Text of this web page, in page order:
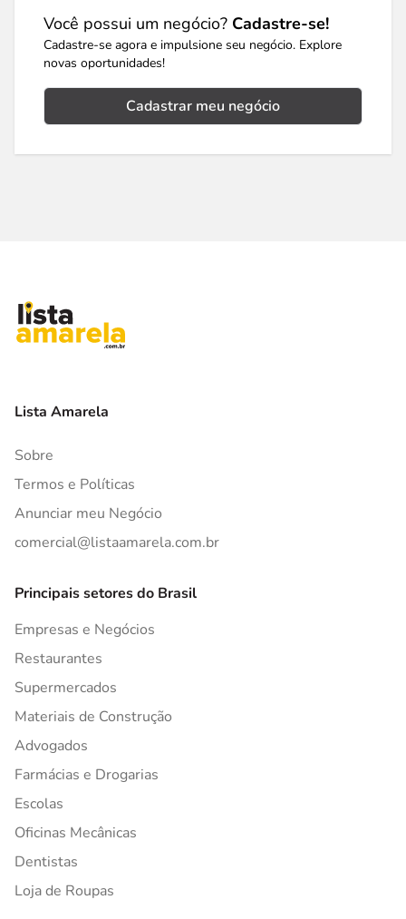
Você possui um negócio? Cadastre-se!
Cadastre-se agora e impulsione seu negócio. Explore
novas oportunidades!
Cadastrar meu negócio
Lista Amarela
Sobre
Termos e Políticas
Anunciar meu Negócio
comercial@listaamarela.com.br
Principais setores do Brasil
Empresas e Negócios
Restaurantes
Supermercados
Materiais de Construção
Advogados
Farmácias e Drogarias
Escolas
Oficinas Mecânicas
Dentistas
Loja de Roupas